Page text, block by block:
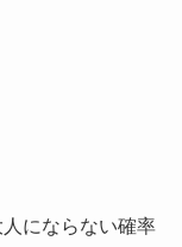
にならない確率